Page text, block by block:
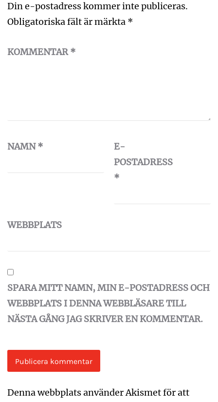
Din e-postadress kommer inte publiceras.
Obligatoriska fält är märkta *
KOMMENTAR*
NAMN*
E-
POSTADRESS
*
WEBBPLATS
SPARA MITT NAMN, MIN E-POSTADRESS OCH
WEBBPLATS I DENNA WEBBLÄSARE TILL
NÄSTA GÅNG JAG SKRIVER EN KOMMENTAR.
Denna webbplats använder Akismet för att